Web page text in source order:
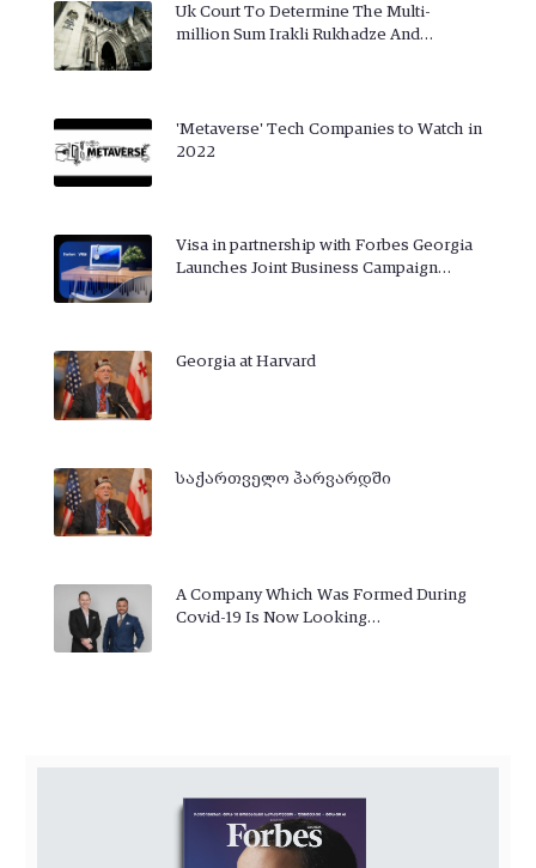
Uk Court To Determine The Multi-
million Sum Irakli Rukhadze And…
'Metaverse' Tech Companies to Watch in
2022
Visa in partnership with Forbes Georgia
Launches Joint Business Campaign…
Georgia at Harvard
საქართველო ჰარვარდში
A Company Which Was Formed During
Covid-19 Is Now Looking…